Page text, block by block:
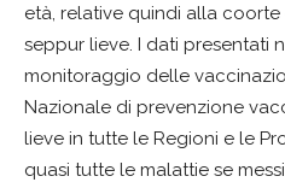
età, relative quindi alla coorte
seppur lieve. I dati presentati
monitoraggio delle
Nazionale di prevenzione
lieve in tutte le Regioni e le
quasi tutte le malattie se